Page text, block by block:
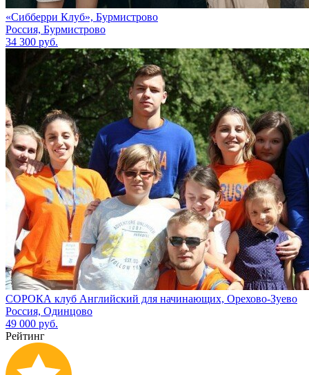
«Сибберри Клуб», Бурмистрово
Россия, Бурмистрово
34 300 руб.
СОРОКА клуб Английский для начинающих, Орехово-Зуево
Россия, Одинцово
49 000 руб.
Рейтинг